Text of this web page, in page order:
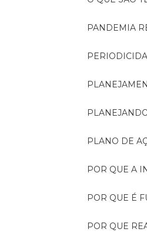
PANDEMIA
PLANO DE
POR QUE A
POR QUE É
POR QUE